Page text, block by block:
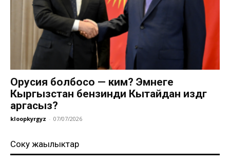
Орусия болбосо — ким? Эмнеге
Кыргызстан бензинди Кытайдан издөөгө
аргасыз?
kloopkyrgyz - 07/07/2026
Соңку жаңылыктар